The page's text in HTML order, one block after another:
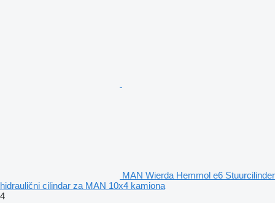
MAN Wierda Hemmol e6 Stuurcilinder
hidraulični cilindar za MAN 10x4 kamiona
4